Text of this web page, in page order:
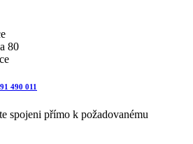
80
490 011
spojeni přímo k požadovanému